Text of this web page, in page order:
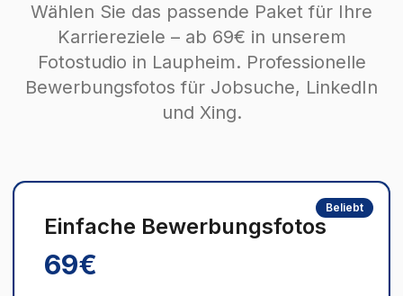
Wählen Sie das passende Paket für Ihre
Karriereziele – ab 69€ in unserem
Fotostudio in Laupheim. Professionelle
Bewerbungsfotos für Jobsuche, LinkedIn
und Xing.
Beliebt
Einfache Bewerbungsfotos
69€